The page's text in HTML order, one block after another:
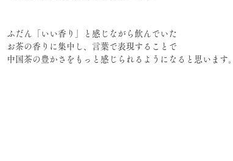
ふだん「いい香り」と感じながら飲んでいた
お茶の香りに集中し、言葉で表現することで
中国茶の豊かさをもっと感じられるようになると思います。